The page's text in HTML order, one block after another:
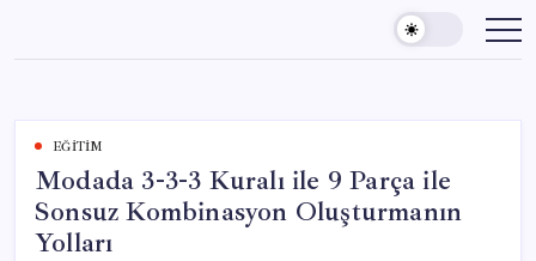
content
EĞITIM
Modada 3-3-3 Kuralı ile 9 Parça ile
Sonsuz Kombinasyon Oluşturmanın
Yolları